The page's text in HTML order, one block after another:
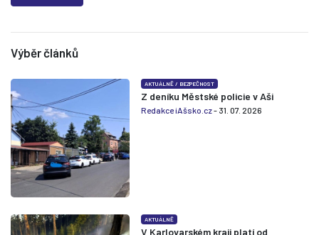
Výběr článků
AKTUÁLNĚ / BEZPEČNOST
Z deníku Městské policie v Aši
Redakce iAšsko.cz- 31. 07. 2026
AKTUÁLNĚ
V Karlovarském kraji platí od